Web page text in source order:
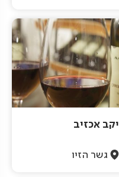
יקב אכזיב
גשר הזיו